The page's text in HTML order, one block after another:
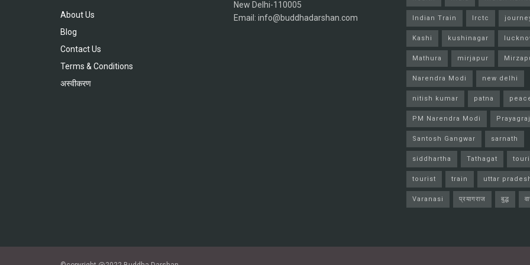
About Us
Blog
Contact Us
Terms & Conditions
अस्वीकरण
New Delhi-110005
Email: info@buddhadarshan.com
Indian Train Irctc
Kashi kushinagar
Mathura mirjapur
Narendra Modi new delhi
nitish kumar patna
PM Narendra Modi Prayagraj
Santosh Gangwar sarnath
siddhartha Tathagat
tourist train uttar
Varanasi प्रयागराज बुद्ध